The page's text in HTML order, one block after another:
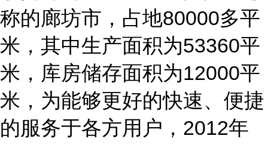
称的廊坊市，占地80000多平
米，其中生产面积为53360平
米，库房储存面积为12000平
米，为能够更好的快速、便捷
的服务于各方用户，2012年